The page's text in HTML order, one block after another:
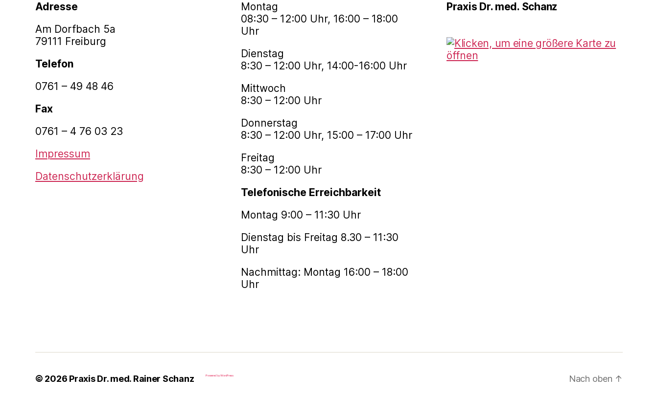
Adresse
Am Dorfbach 5a
79111 Freiburg
Telefon
0761 – 49 48 46
Fax
0761 – 4 76 03 23
Impressum
Datenschutzerklärung
Montag
08:30 – 12:00 Uhr, 16:00 – 18:00
Uhr
Dienstag
8:30 – 12:00 Uhr, 14:00-16:00 Uhr
Mittwoch
8:30 – 12:00 Uhr
Donnerstag
8:30 – 12:00 Uhr, 15:00 – 17:00 Uhr
Freitag
8:30 – 12:00 Uhr
Telefonische Erreichbarkeit
Montag 9:00 – 11:30 Uhr
Dienstag bis Freitag 8.30 – 11:30
Uhr
Nachmittag: Montag 16:00 – 18:00
Uhr
Praxis Dr. med. Schanz
© 2026 Praxis Dr. med. Rainer Schanz Powered by WordPress Nach oben ↑